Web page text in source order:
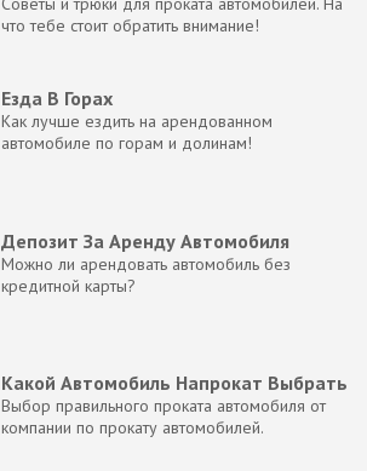
что тебе стоит обратить внимание!
Езда В Горах
Как лучше ездить на арендованном
автомобиле по горам и долинам!
Депозит За Аренду Автомобиля
Можно ли арендовать автомобиль без
кредитной карты?
Какой Автомобиль Напрокат Выбрать
Выбор правильного проката автомобиля от
компании по прокату автомобилей.